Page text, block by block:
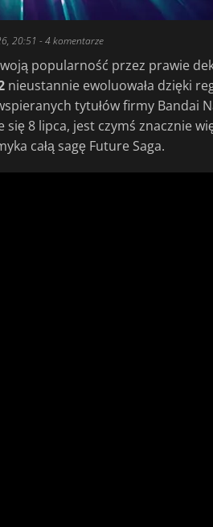
20:51 - 4 komentarze
popularność przez prawie
nieustannie ewoluowała dzięki
tytułów firmy Bandai
8 lipca, jest czymś znacznie
całą sagę Future Saga.